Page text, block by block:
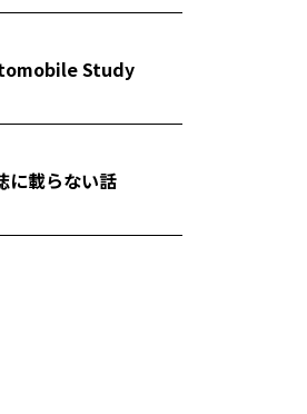
Study
に載らない話